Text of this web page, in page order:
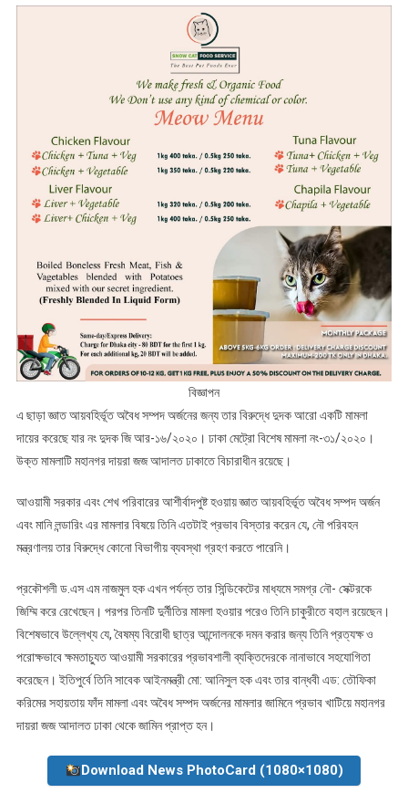
বিজ্ঞাপন
এ ছাড়া জ্ঞাত আয়বহির্ভূত অবৈধ সম্পদ অর্জনের জন্য তার বিরুদ্ধে দুদক আরো একটি মামলা
দায়ের করেছে যার নং দুদক জি আর-১৬/২০২০। ঢাকা মেট্রো বিশেষ মামলা নং-৩১/২০২০।
উক্ত মামলাটি মহানগর দায়রা জজ আদালত ঢাকাতে বিচারাধীন রয়েছে।
আওয়ামী সরকার এবং শেখ পরিবারের আশীর্বাদপুষ্ট হওয়ায় জ্ঞাত আয়বহির্ভূত অবৈধ সম্পদ অর্জন
এবং মানি লন্ডারিং এর মামলার বিষয়ে তিনি এতটাই প্রভাব বিস্তার করেন যে, নৌ পরিবহন
মন্ত্রণালয় তার বিরুদ্ধে কোনো বিভাগীয় ব্যবস্থা গ্রহণ করতে পারেনি।
প্রকৌশলী ড.এস এম নাজমুল হক এখন পর্যন্ত তার সিন্ডিকেটের মাধ্যমে সমগ্র নৌ- সেক্টরকে
জিম্মি করে রেখেছেন। পরপর তিনটি দুর্নীতির মামলা হওয়ার পরেও তিনি চাকুরীতে বহাল রয়েছেন।
বিশেষভাবে উল্লেখ্য যে, বৈষম্য বিরোধী ছাত্র আন্দোলনকে দমন করার জন্য তিনি প্রত্যক্ষ ও
পরোক্ষভাবে ক্ষমতাচ্যুত আওয়ামী সরকারের প্রভাবশালী ব্যক্তিদেরকে নানাভাবে সহযোগিতা
করেছেন। ইতিপুর্বে তিনি সাবেক আইনমন্ত্রী মো: আনিসুল হক এবং তার বান্ধবী এড: তৌফিকা
করিমের সহায়তায় ফাঁদ মামলা এবং অবৈধ সম্পদ অর্জনের মামলার জামিনে প্রভাব খাটিয়ে মহানগর
দায়রা জজ আদালত ঢাকা থেকে জামিন প্রাপ্ত হন।
Download News PhotoCard (1080×1080)